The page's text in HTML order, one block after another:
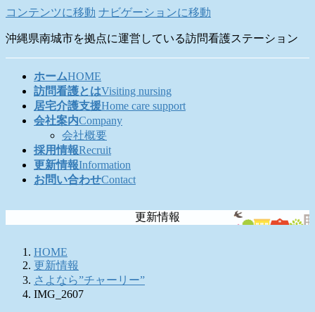
コンテンツに移動 ナビゲーションに移動
沖縄県南城市を拠点に運営している訪問看護ステーション
ホームHOME
訪問看護とはVisiting nursing
居宅介護支援Home care support
会社案内Company
会社概要
採用情報Recruit
更新情報Information
お問い合わせContact
更新情報
HOME
更新情報
さよなら”チャーリー”
IMG_2607